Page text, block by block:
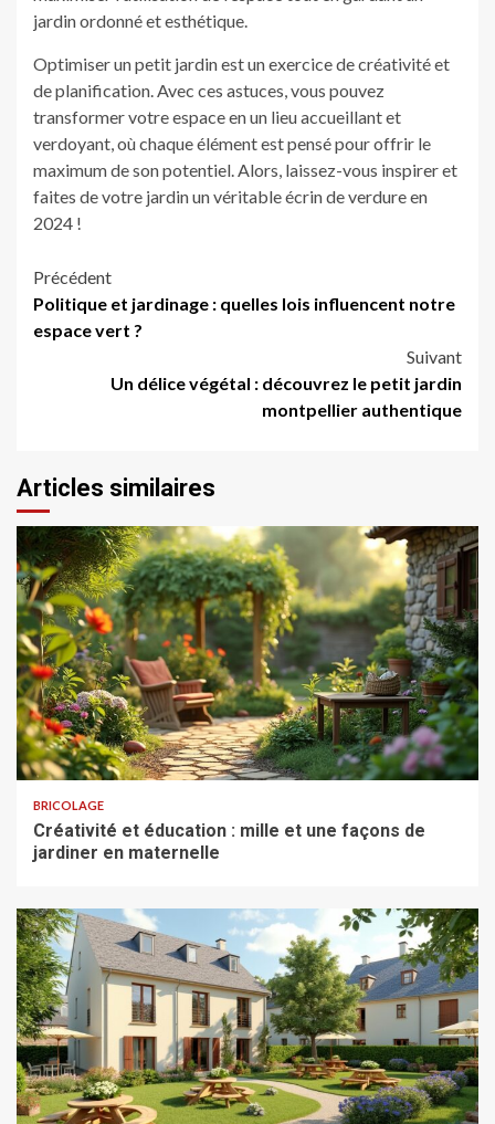
jardin ordonné et esthétique.
Optimiser un petit jardin est un exercice de créativité et
de planification. Avec ces astuces, vous pouvez
transformer votre espace en un lieu accueillant et
verdoyant, où chaque élément est pensé pour offrir le
maximum de son potentiel. Alors, laissez-vous inspirer et
faites de votre jardin un véritable écrin de verdure en
2024 !
Navigation
d’article
Précédent
Politique et jardinage : quelles lois influencent notre
espace vert ?
Suivant
Un délice végétal : découvrez le petit jardin
montpellier authentique
Articles similaires
BRICOLAGE
Créativité et éducation : mille et une façons de
jardiner en maternelle